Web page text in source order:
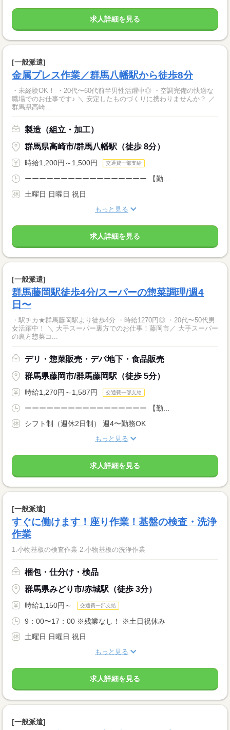
求人詳細を見る
[一般派遣]
金属プレス作業／群馬八幡駅から徒歩8分
・未経験OK！ ・20代〜60代前半男性活躍中◎ ・空調完備の快適な
職場でのお仕事です♪ ＼ 安定したものづくりに携わりませんか？ ／
群馬県高崎...
製造（組立・加工）
群馬県高崎市/群馬八幡駅（徒歩 8分）
時給1,200円～1,500円 交通費一部支給
ーーーーーーーーーーーーーーーーー 【勤...
土曜日 日曜日 祝日
もっと見る
求人詳細を見る
[一般派遣]
群馬藤岡駅徒歩4分/スーパーの惣菜調理/週4
日〜
・駅チカ★群馬藤岡駅より徒歩4分 ・時給1270円◎ ・20代〜50代男
女活躍中！ ＼ 大手スーパー裏方でのお仕事！藤岡市／ 大手スーパー
の裏方惣菜コ...
デリ・惣菜販売・デパ地下・食品販売
群馬県藤岡市/群馬藤岡駅（徒歩 5分）
時給1,270円～1,587円 交通費一部支給
ーーーーーーーーーーーーーーーーー 【勤...
シフト制（週休2日制） 週4〜勤務OK
もっと見る
求人詳細を見る
[一般派遣]
すぐに働けます！座り作業！基盤の検査・洗浄
作業
1.小物基板の検査作業 2.小物基板の洗浄作業
梱包・仕分け・検品
群馬県みどり市/赤城駅（徒歩 3分）
時給1,150円～ 交通費一部支給
9：00〜17：00 ※残業なし！ ※土日祝休み
土曜日 日曜日 祝日
もっと見る
求人詳細を見る
[一般派遣]